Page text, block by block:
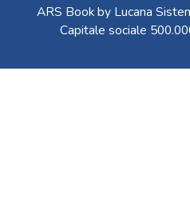
ARS Book by Lucana
Capitale sociale